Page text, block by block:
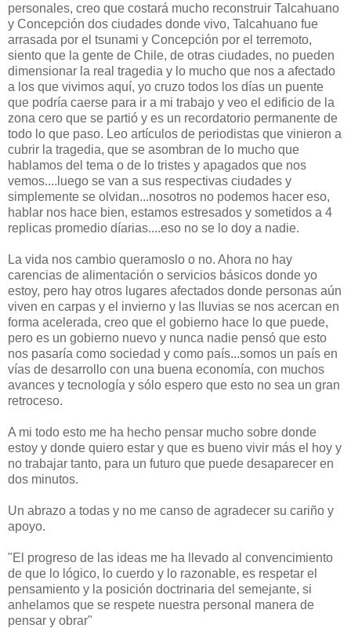
personales, creo que costará mucho reconstruir Talcahuano
y Concepción dos ciudades donde vivo, Talcahuano fue
arrasada por el tsunami y Concepción por el terremoto,
siento que la gente de Chile, de otras ciudades, no pueden
dimensionar la real tragedia y lo mucho que nos a afectado
a los que vivimos aquí, yo cruzo todos los días un puente
que podría caerse para ir a mi trabajo y veo el edificio de la
zona cero que se partió y es un recordatorio permanente de
todo lo que paso. Leo artículos de periodistas que vinieron a
cubrir la tragedia, que se asombran de lo mucho que
hablamos del tema o de lo tristes y apagados que nos
vemos....luego se van a sus respectivas ciudades y
simplemente se olvidan...nosotros no podemos hacer eso,
hablar nos hace bien, estamos estresados y sometidos a 4
replicas promedio díarias....eso no se lo doy a nadie.
La vida nos cambio queramoslo o no. Ahora no hay
carencias de alimentación o servicios básicos donde yo
estoy, pero hay otros lugares afectados donde personas aún
viven en carpas y el invierno y las lluvias se nos acercan en
forma acelerada, creo que el gobierno hace lo que puede,
pero es un gobierno nuevo y nunca nadie pensó que esto
nos pasaría como sociedad y como país...somos un país en
vías de desarrollo con una buena economía, con muchos
avances y tecnología y sólo espero que esto no sea un gran
retroceso.
A mi todo esto me ha hecho pensar mucho sobre donde
estoy y donde quiero estar y que es bueno vivir más el hoy y
no trabajar tanto, para un futuro que puede desaparecer en
dos minutos.
Un abrazo a todas y no me canso de agradecer su cariño y
apoyo.
"El progreso de las ideas me ha llevado al convencimiento
de que lo lógico, lo cuerdo y lo razonable, es respetar el
pensamiento y la posición doctrinaria del semejante, si
anhelamos que se respete nuestra personal manera de
pensar y obrar"